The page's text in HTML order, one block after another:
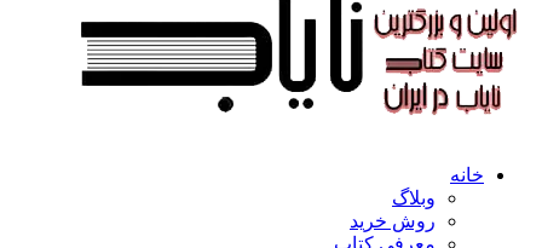
خانه
وبلاگ
روش خرید
معرفی کتاب